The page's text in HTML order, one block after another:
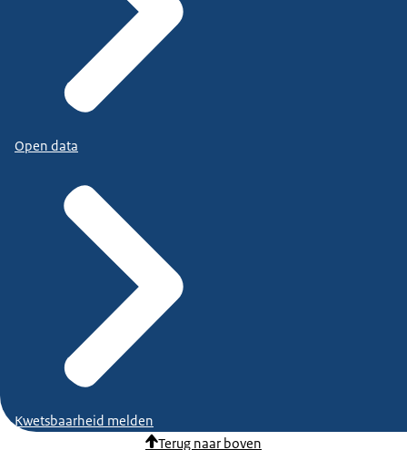
Open data
Kwetsbaarheid melden
Terug naar boven